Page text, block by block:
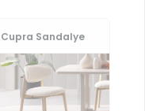
Cupra Sandalye